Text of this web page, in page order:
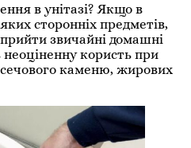
в унітазі? Якщо в
сторонніх предметів,
звичайні домашні
користь при
сечового каменю, жирових